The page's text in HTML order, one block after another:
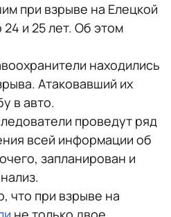
при взрыве на Елецкой
и 25 лет. Об этом
находились
Атаковавший их
в авто.
проведут ряд
всей информации об
запланирован и
что при взрыве на